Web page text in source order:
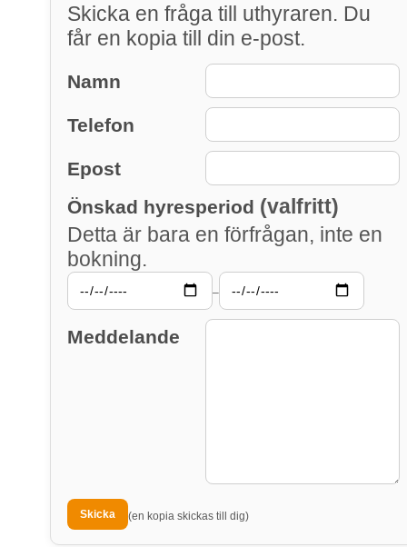
Skicka en fråga till uthyraren. Du
får en kopia till din e-post.
Namn
Telefon
Epost
Önskad hyresperiod (valfritt)
Detta är bara en förfrågan, inte en
bokning.
–
Meddelande
(en kopia skickas till dig)